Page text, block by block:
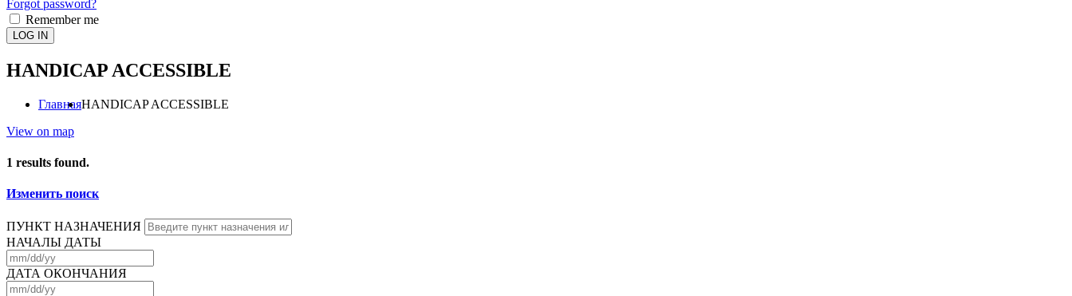
Forgot password?
Remember me
LOG IN
HANDICAP ACCESSIBLE
ГлавнаяHANDICAP ACCESSIBLE
View on map
1 results found.
Изменить поиск
ПУНКТ НАЗНАЧЕНИЯ
НАЧАЛЫ ДАТЫ
ДАТА ОКОНЧАНИЯ